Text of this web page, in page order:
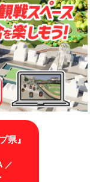
県』
／